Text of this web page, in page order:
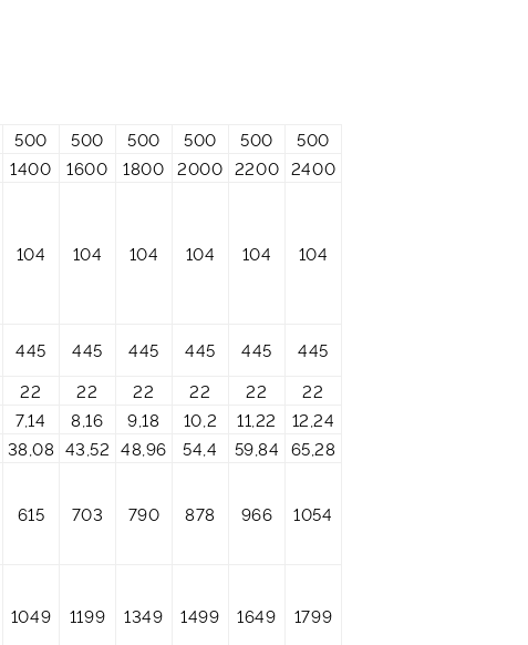
500 500 500 500 500
500
1400 1600 1800 2000 2200 2400
104 104 104 104 104 104
445 445 445 445 445
445
22 22 22 22 22
22
7,14 8,16 9,18 10,2 11,22
12,24
38,08 43,52 48,96 54,4 59,84 65,28
615 703 790 878 966 1054
1049 1199 1349 1499 1649 1799